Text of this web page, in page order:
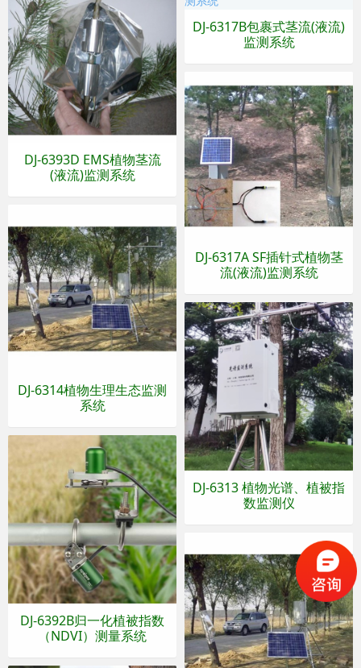
DJ-6393D EMS植物茎流
(液流)监测系统
DJ-6317B包裹式茎流(液流)
监测系统
DJ-6317A SF插针式植物茎
流(液流)监测系统
DJ-6314植物生理生态监测
系统
DJ-6313 植物光谱、植被指
数监测仪
DJ-6392B归一化植被指数
（NDVI）测量系统